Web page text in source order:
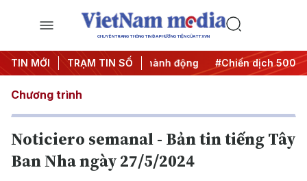
CHUYÊN TRANG THÔNG TIN ĐA PHƯƠNG TIỆN CỦA TTXVN
TIN MỚI TRẠM TIN SỐ
#Đưa Nghị quyết thành hành động #Chiến dịch 500 ngày
Chương trình
Noticiero semanal - Bản tin tiếng Tây
Ban Nha ngày 27/5/2024